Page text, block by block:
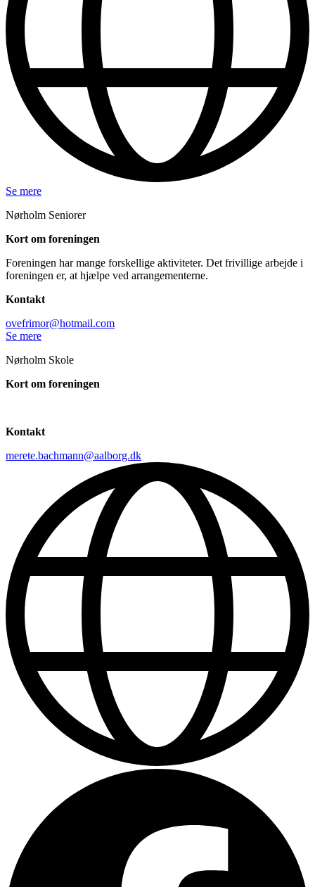
Se mere
Nørholm Seniorer
Kort om foreningen
Foreningen har mange forskellige aktiviteter. Det frivillige arbejde i
foreningen er, at hjælpe ved arrangementerne.
Kontakt
ovefrimor@hotmail.com
Se mere
Nørholm Skole
Kort om foreningen
Kontakt
merete.bachmann@aalborg.dk